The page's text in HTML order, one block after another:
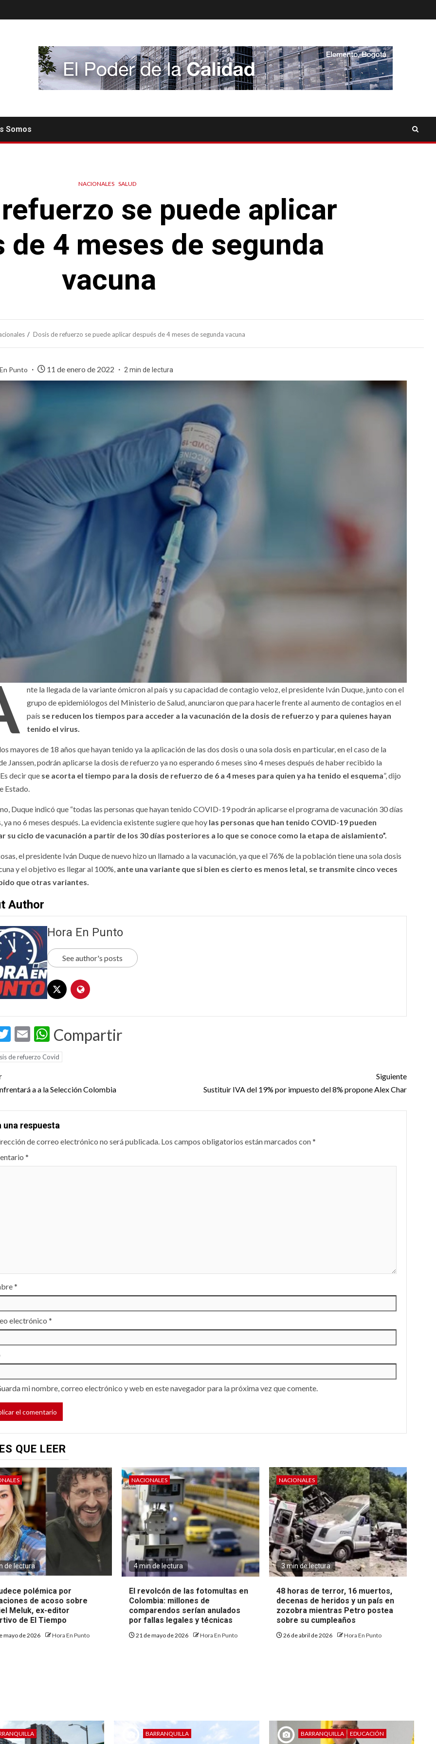
Somos
NACIONALES SALUD
se puede aplicar
de 4 meses de segunda
vacuna
Dosis de refuerzo se puede aplicar después de 4 meses de segunda vacuna
Punto 11 de enero de 2022 2 min de lectura
nte la llegada de la variante ómicron al país y su capacidad de contagio veloz, el presidente Iván Duque, junto con el
grupo de epidemiólogos del Ministerio de Salud, anunciaron que para hacerle frente al aumento de contagios en el
país se reducen los tiempos para acceder a la vacunación de la dosis de refuerzo y para quienes hayan
tenido el virus.
mayores de 18 años que hayan tenido ya la aplicación de las dos dosis o una sola dosis en particular, en el caso de la
Janssen, podrán aplicarse la dosis de refuerzo ya no esperando 6 meses sino 4 meses después de haber recibido la
decir que se acorta el tiempo para la dosis de refuerzo de 6 a 4 meses para quien ya ha tenido el esquema”, dijo
Estado.
Duque indicó que “todas las personas que hayan tenido COVID-19 podrán aplicarse el programa de vacunación 30 días
ya no 6 meses después. La evidencia existente sugiere que hoy las personas que han tenido COVID-19 pueden
su ciclo de vacunación a partir de los 30 días posteriores a lo que se conoce como la etapa de aislamiento”.
el presidente Iván Duque de nuevo hizo un llamado a la vacunación, ya que el 76% de la población tiene una sola dosis
y el objetivo es llegar al 100%, ante una variante que si bien es cierto es menos letal, se transmite cinco veces
que otras variantes.
Author
Hora En Punto
See author's posts
Twitter
EmailWhatsApp
Compartir
de refuerzo Covid
a a la Selección Colombia
Siguiente
Sustituir IVA del 19% por impuesto del 8% propone Alex Char
una respuesta
de correo electrónico no será publicada. Los campos obligatorios están marcados con*
*
*
electrónico*
mi nombre, correo electrónico y web en este navegador para la próxima vez que comente.
QUE LEER
de lectura
polémica por
de acoso sobre
Meluk, ex-editor
de El Tiempo
mayo de 2026 Hora En Punto
NACIONALES
4 min de lectura
El revolcón de las fotomultas en
Colombia: millones de
comparendos serían anulados
por fallas legales y técnicas
21 de mayo de 2026 Hora En Punto
NACIONALES
3 min de lectura
48 horas de terror, 16 muertos,
decenas de heridos y un país en
zozobra mientras Petro postea
sobre su cumpleaños
26 de abril de 2026 Hora En Punto
BARRANQUILLA BARRANQUILLA EDUCACIÓN